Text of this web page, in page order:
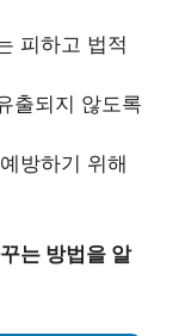
피하고 법적
출되지 않도록
방하기 위해
는 방법을 알